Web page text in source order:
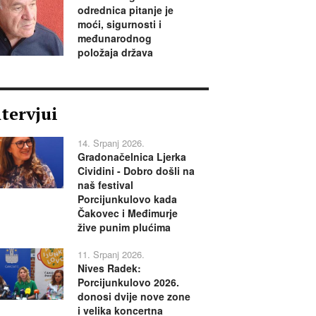
odrednica pitanje je
moći, sigurnosti i
međunarodnog
položaja država
14. Srpanj 2026.
Gradonačelnica Ljerka
Cividini - Dobro došli na
naš festival
Porcijunkulovo kada
Čakovec i Međimurje
žive punim plućima
11. Srpanj 2026.
Nives Radek:
Porcijunkulovo 2026.
donosi dvije nove zone
i velika koncertna